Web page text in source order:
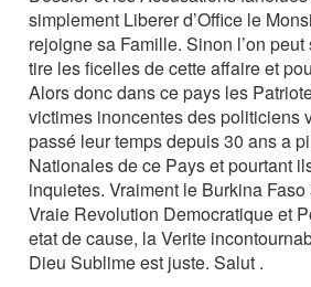
simplement Liberer d’Office le
rejoigne sa Famille. Sinon l’on
tire les ficelles de cette affaire et
Alors donc dans ce pays les
victimes inoncentes des politiciens
passé leur temps depuis 30 ans a
Nationales de ce Pays et pourtant
inquietes. Vraiment le Burkina Faso
Vraie Revolution Democratique et
etat de cause, la Verite
Dieu Sublime est juste. Salut .